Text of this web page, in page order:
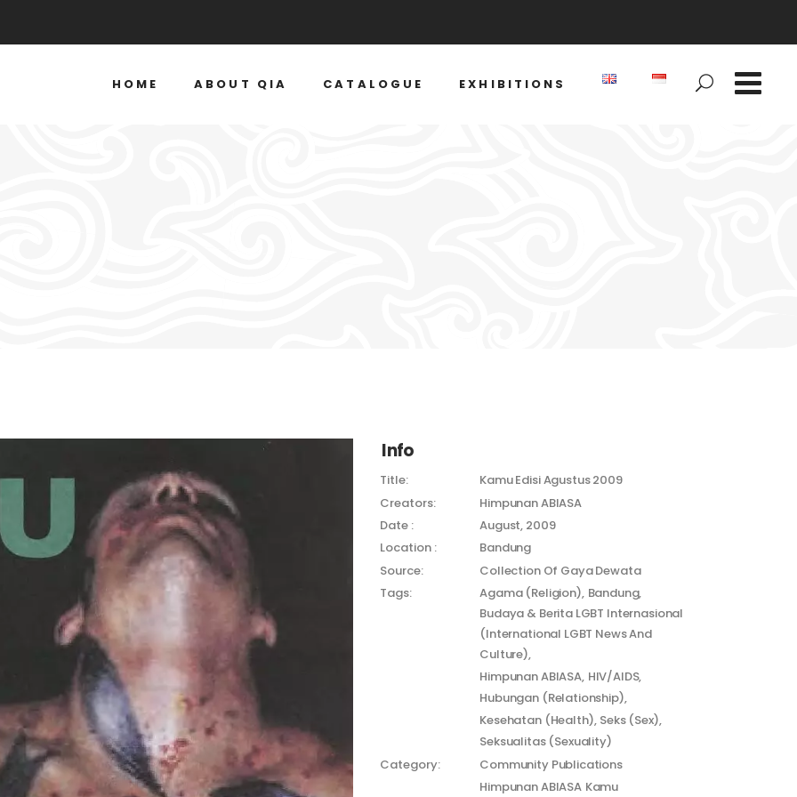
HOME ABOUT QIA CATALOGUE EXHIBITIONS
Info
Title:
Kamu Edisi Agustus 2009
Creators:
Himpunan ABIASA
Date :
August, 2009
Location :
Bandung
Source:
Collection Of Gaya Dewata
Tags:
Agama (Religion) Bandung
Budaya & Berita LGBT Internasional
(International LGBT News And
Culture)
Himpunan ABIASA HIV/AIDS
Hubungan (Relationship)
Kesehatan (Health) Seks (Sex)
Seksualitas (Sexuality)
Category:
Community Publications
Himpunan ABIASA Kamu